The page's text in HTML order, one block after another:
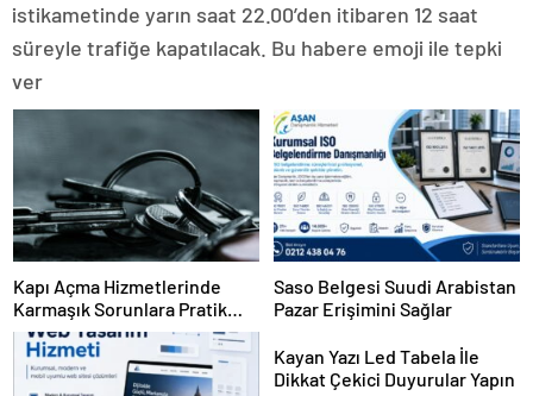
istikametinde yarın saat 22.00’den itibaren 12 saat
süreyle trafiğe kapatılacak. Bu habere emoji ile tepki
ver
Kapı Açma Hizmetlerinde
Karmaşık Sorunlara Pratik
Çözümler
Saso Belgesi Suudi Arabistan
Pazar Erişimini Sağlar
Kayan Yazı Led Tabela İle
Dikkat Çekici Duyurular Yapın